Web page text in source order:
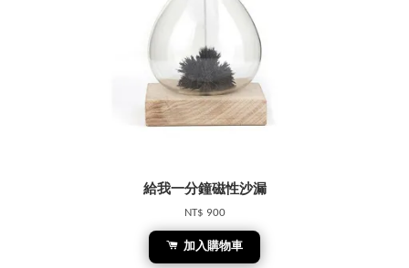
給我一分鐘磁性沙漏
NT$ 900
加入購物車